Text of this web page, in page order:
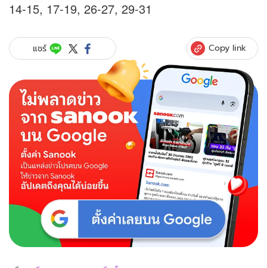
14-15, 17-19, 26-27, 29-31
แชร์ Copy link